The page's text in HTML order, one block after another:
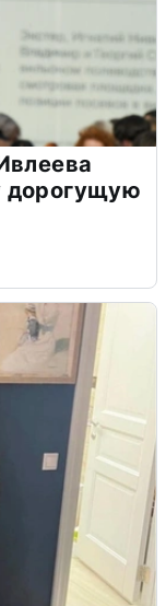
дорогущую